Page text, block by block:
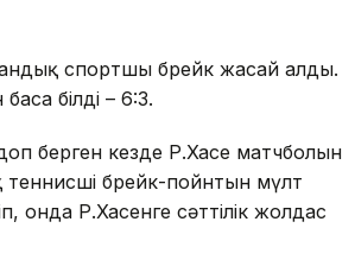
спортшы брейк жасай алды.
білді – 6:3.
берген кезде Р.Хасе матчболын
теннисші брейк-пойнтын мүлт
онда Р.Хасенге сәттілік жолдас